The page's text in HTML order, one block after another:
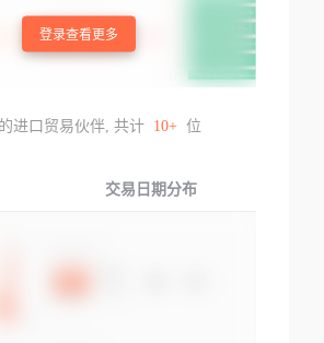
登录查看更多
进口贸易伙伴, 共计 10+ 位
交易日期分布